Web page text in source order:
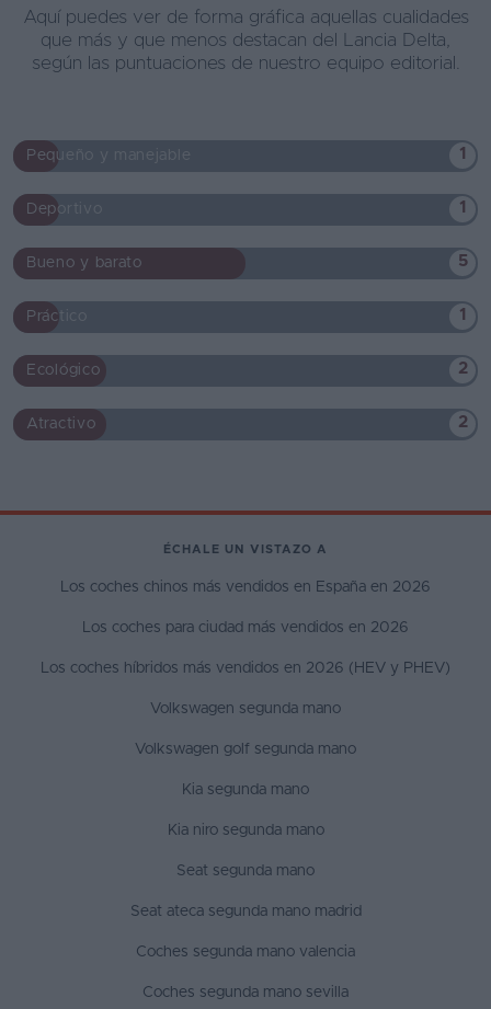
Aquí puedes ver de forma gráfica aquellas cualidades
que más y que menos destacan del Lancia Delta,
según las puntuaciones de nuestro equipo editorial.
Pequeño y manejable 1
Deportivo 1
Bueno y barato 5
Práctico 1
Ecológico 2
Atractivo 2
ÉCHALE UN VISTAZO A
Los coches chinos más vendidos en España en 2026
Los coches para ciudad más vendidos en 2026
Los coches híbridos más vendidos en 2026 (HEV y PHEV)
Volkswagen segunda mano
Volkswagen golf segunda mano
Kia segunda mano
Kia niro segunda mano
Seat segunda mano
Seat ateca segunda mano madrid
Coches segunda mano valencia
Coches segunda mano sevilla